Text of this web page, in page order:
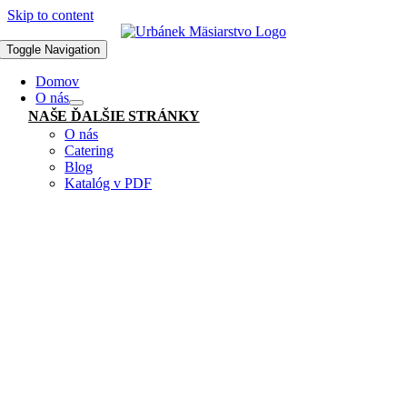
Skip to content
Toggle Navigation
Domov
O nás
NAŠE ĎALŠIE STRÁNKY
O nás
Catering
Blog
Katalóg v PDF